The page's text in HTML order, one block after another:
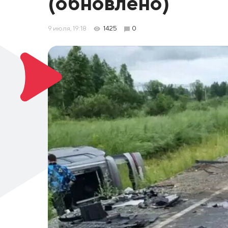
9 июля, 19:18 1425 0